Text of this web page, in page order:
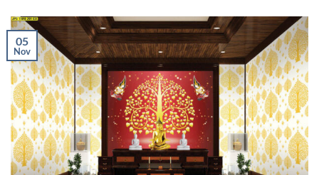
05
Nov